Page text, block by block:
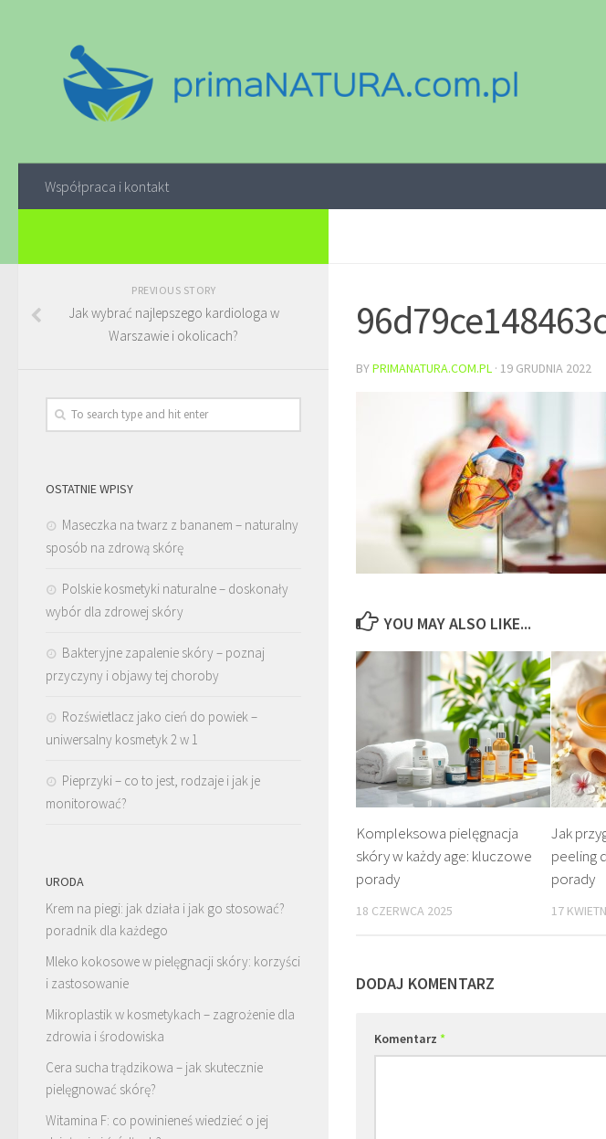
Współpraca i kontakt
BYPRIMANATURA.COM.PL · 19 GRUDNIA 2022
YOU MAY ALSO LIKE...
Kompleksowa pielęgnacja
skóry w każdy age: kluczowe
porady
18 CZERWCA 2025
Jak
peeling
porady
17
DODAJ KOMENTARZ
Komentarz *
PREVIOUS STORY
Jak wybrać najlepszego kardiologa w
Warszawie i okolicach?
OSTATNIE WPISY
Maseczka na twarz z bananem – naturalny
sposób na zdrową skórę
Polskie kosmetyki naturalne – doskonały
wybór dla zdrowej skóry
Bakteryjne zapalenie skóry – poznaj
przyczyny i objawy tej choroby
Rozświetlacz jako cień do powiek –
uniwersalny kosmetyk 2 w 1
Pieprzyki – co to jest, rodzaje i jak je
monitorować?
URODA
Krem na piegi: jak działa i jak go stosować?
poradnik dla każdego
Mleko kokosowe w pielęgnacji skóry: korzyści
i zastosowanie
Mikroplastik w kosmetykach – zagrożenie dla
zdrowia i środowiska
Cera sucha trądzikowa – jak skutecznie
pielęgnować skórę?
Witamina F: co powinieneś wiedzieć o jej